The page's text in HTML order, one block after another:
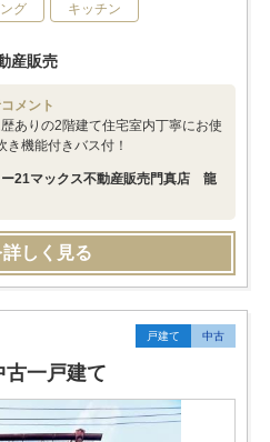
グ キッチン
産販売
メント
ありの2階建て住宅室内丁寧にお使
き機能付きバス付！
21マックス不動産販売門真店 龍
しく見る
戸建て 中古
一戸建て